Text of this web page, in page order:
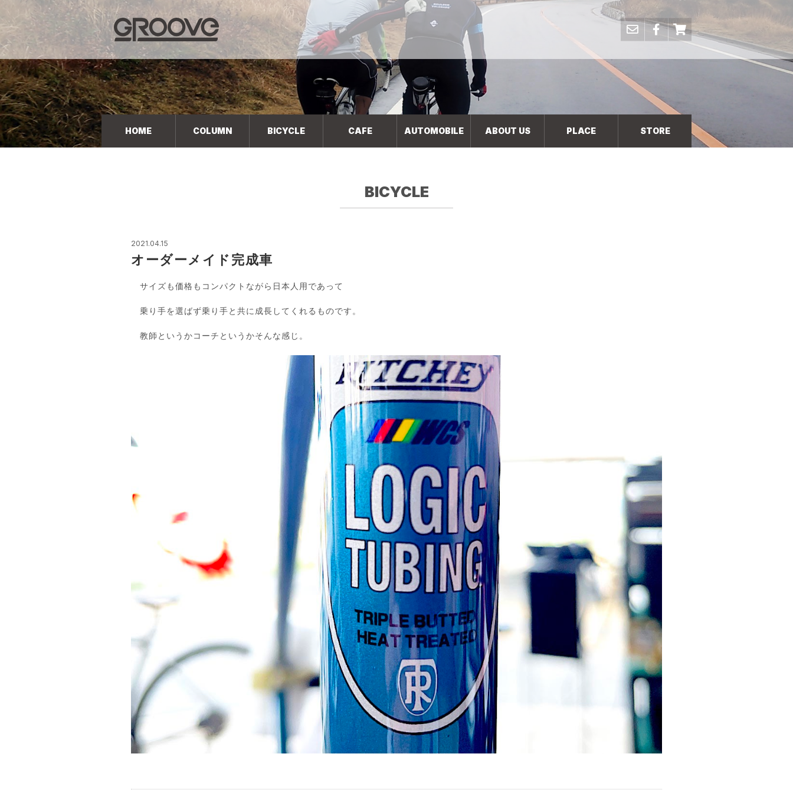
Groove 自転車 カフェ 輸入車・国産車のチューニン
グ/販売
HOME COLUMN BICYCLE CAFE AUTOMOBILE ABOUT US PLACE STORE
BICYCLE
2021.04.15
オーダーメイド完成車
サイズも価格もコンパクトながら日本人用であって
乗り手を選ばず乗り手と共に成長してくれるものです。
教師というかコーチというかそんな感じ。